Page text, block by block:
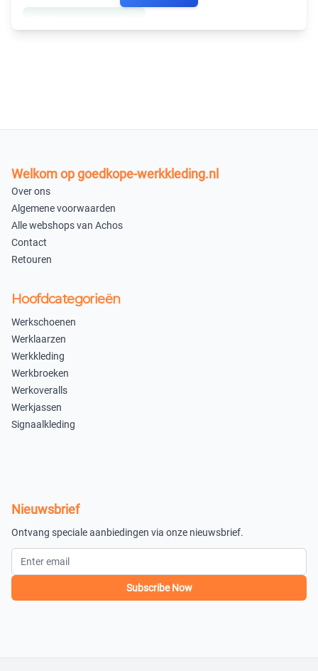
Welkom op goedkope-werkkleding.nl
Over ons
Algemene voorwaarden
Alle webshops van Achos
Contact
Retouren
Hoofdcategorieën
Werkschoenen
Werklaarzen
Werkkleding
Werkbroeken
Werkoveralls
Werkjassen
Signaalkleding
Nieuwsbrief
Ontvang speciale aanbiedingen via onze nieuwsbrief.
Subscribe Now